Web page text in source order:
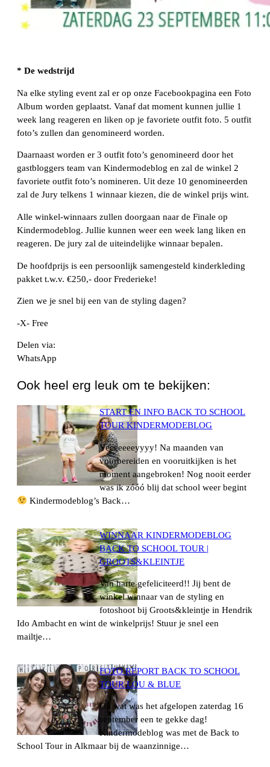
* De wedstrijd
Na elke styling event zal er op onze Facebookpagina een Foto
Album worden geplaatst. Vanaf dat moment kunnen jullie 1
week lang reageren en liken op je favoriete outfit foto. 5 outfit
foto’s zullen dan genomineerd worden.
Daarnaast worden er 3 outfit foto’s genomineerd door het
gastbloggers team van Kindermodeblog en zal de winkel 2
favoriete outfit foto’s nomineren. Uit deze 10 genomineerden
zal de Jury telkens 1 winnaar kiezen, die de winkel prijs wint.
Alle winkel-winnaars zullen doorgaan naar de Finale op
Kindermodeblog. Jullie kunnen weer een week lang liken en
reageren. De jury zal de uiteindelijke winnaar bepalen.
De hoofdprijs is een persoonlijk samengesteld kinderkleding
pakket t.w.v. €250,- door Frederieke!
Zien we je snel bij een van de styling dagen?
-X- Free
Delen via:
WhatsApp
Ook heel erg leuk om te bekijken:
START EN INFO BACK TO SCHOOL
TOUR KINDERMODEBLOG
Yeeeeeeeyyyy! Na maanden van
voorbereiden en vooruitkijken is het
moment aangebroken! Nog nooit eerder
was ik zóóó blij dat school weer begint
Kindermodeblog’s Back…
WINNAAR KINDERMODEBLOG
BACK TO SCHOOL TOUR |
GROOTS&KLEINTJE
Van harte gefeliciteerd!! Jij bent de
winkel winnaar van de styling en
fotoshoot bij Groots&kleintje in Hendrik
Ido Ambacht en wint de winkelprijs! Stuur je snel een
mailtje…
FOTO REPORT BACK TO SCHOOL
TOUR LOU & BLUE
Oh wat was het afgelopen zaterdag 16
september een te gekke dag!
Kindermodeblog was met de Back to
School Tour in Alkmaar bij de waanzinnige…